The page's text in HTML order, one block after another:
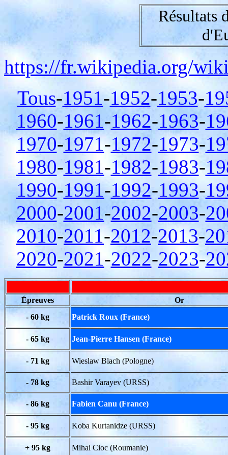
Résultats
https://fr.wikipedia.org/
Tous-1951-1952-1953-
1960-1961-1962-1963-
1970-1971-1972-1973-
1980-1981-1982-1983-
1990-1991-1992-1993-
2000-2001-2002-2003-
2010-2011-2012-2013-
2020-2021-2022-2023-
Épreuves
Or
- 60 kg
Patrick Roux (France)
- 65 kg Jean-Pierre Hansen (France)
- 71 kg Wieslaw Blach (Pologne)
- 78 kg Bashir Varayev (URSS)
- 86 kg Fabien Canu (France)
- 95 kg Koba Kurtanidze (URSS)
+ 95 kg Mihai Cioc (Roumanie)